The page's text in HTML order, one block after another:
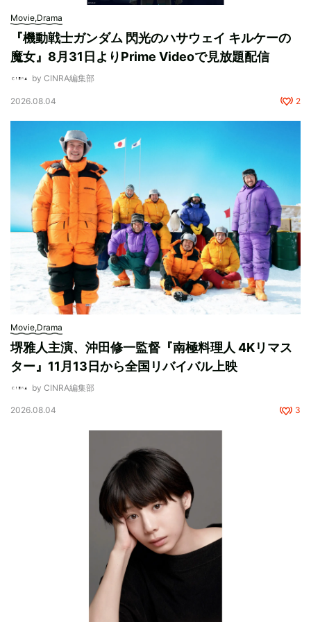
Movie,Drama
『機動戦士ガンダム 閃光のハサウェイ キルケーの
魔女』8月31日よりPrime Videoで見放題配信
by CINRA編集部
2026.08.04 2
Movie,Drama
堺雅人主演、沖田修一監督『南極料理人 4Kリマス
ター』11⽉13⽇から全国リバイバル上映
by CINRA編集部
2026.08.04 3